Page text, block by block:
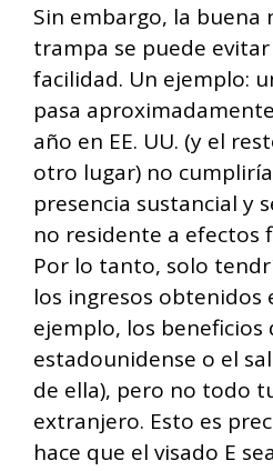
Sin embargo, la buena
trampa se puede
facilidad. Un ejemplo:
pasa
año en EE. UU. (y el
otro lugar) no
presencia sustancial y
no residente a efectos
Por lo tanto, solo
los ingresos obtenidos
ejemplo, los beneficios
estadounidense o el
de ella), pero no todo
extranjero. Esto es
hace que el visado E